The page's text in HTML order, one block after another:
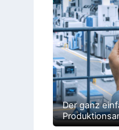
Der ganz